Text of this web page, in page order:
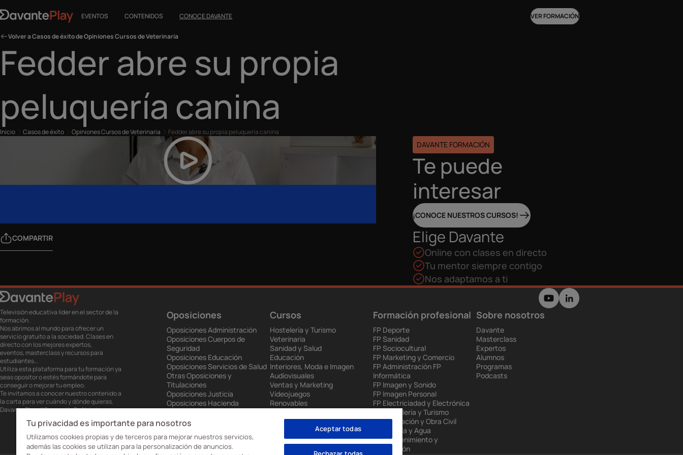
EVENTOS CONTENIDOS CONOCE DAVANTE VER FORMACIÓN
Volver a Casos de éxito de Opiniones Cursos de Veterinaria
Fedder abre su propia
peluquería canina
Inicio Casos de éxito Opiniones Cursos de Veterinaria Fedder abre su propia peluquería canina
COMPARTIR
DAVANTE FORMACIÓN
Te puede
interesar
¡CONOCE NUESTROS CURSOS!
Elige Davante
Online con clases en directo
Tu mentor siempre contigo
Nos adaptamos a ti
Televisión educativa líder en el sector de la
formación.
Nos abrimos al mundo para ofrecer un
servicio gratuito a la sociedad. Clases en
directo con los mejores expertos,
eventos, masterclass y recursos para
estudiantes…
Utiliza esta plataforma para tu formación ya
seas opositor o estés formándote para
conseguir o mejorar tu empleo.
Te invitamos a conocer nuestro contenido a
la carta para ver cuándo y dónde quieras.
Davante Play. #FormaciónEnAbierto
Oposiciones
Oposiciones Administración
Oposiciones Cuerpos de
Seguridad
Oposiciones Educación
Oposiciones Servicios de Salud
Otras Oposiciones y
Titulaciones
Oposiciones Justicia
Oposiciones Hacienda
Oposiciones Ejército
Cursos
Hostelería y Turismo
Veterinaria
Sanidad y Salud
Educación
Interiores, Moda e Imagen
Audiovisuales
Ventas y Marketing
Videojuegos
Renovables
Administración
Formación profesional
FP Deporte
FP Sanidad
FP Sociocultural
FP Marketing y Comercio
FP Administración FP
Informática
FP Imagen y Sonido
FP Imagen Personal
FP Electriciadad y Electrónica
FP Hostelería y Turismo
FP Edificación y Obra Civil
FP Energía y Agua
FP Mantenimiento y
Producción
Sobre nosotros
Davante
Masterclass
Expertos
Alumnos
Programas
Podcasts
Tu privacidad es importante para nosotros
Utilizamos cookies propias y de terceros para mejorar nuestros servicios,
además las cookies se utilizan para la personalización de anuncios.
Aceptar todas